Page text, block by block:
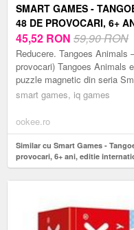
SMART GAMES -
48 DE PROVOCARI, 6+
45,52 RON 59,90 RON
Reducere. Tangoes Animals
provocari) Tangoes Animals
puzzle magnetic din seria
smart games, iq games
ookee.ro
Similar cu Smart Games -
provocari, 6+ ani, editie